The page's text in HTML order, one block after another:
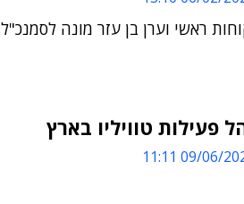
ראשי וערן בן עזר מונה לסמנכ"ל
פעילות טוויליו בארץ
09/06/2022